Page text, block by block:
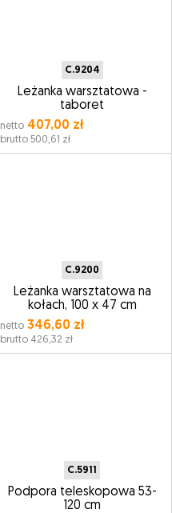
C.9204
Leżanka warsztatowa -
taboret
netto407,00 zł
brutto 500,61 zł
C.9200
Leżanka warsztatowa na
kołach, 100 x 47 cm
netto346,60 zł
brutto 426,32 zł
C.5911
Podpora teleskopowa 53-
120 cm